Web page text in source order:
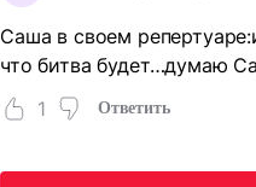
Саша в своем
что битва будет…думаю
1
Ответить